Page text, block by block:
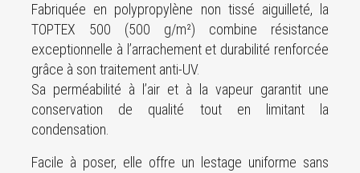
Fabriquée en polypropylène non tissé aiguilleté, la
TOPTEX 500 (500 g/m²) combine résistance
exceptionnelle à l’arrachement et durabilité renforcée
grâce à son traitement anti-UV.
Sa perméabilité à l’air et à la vapeur garantit une
conservation de qualité tout en limitant la
condensation.
Facile à poser, elle offre un lestage uniforme sans